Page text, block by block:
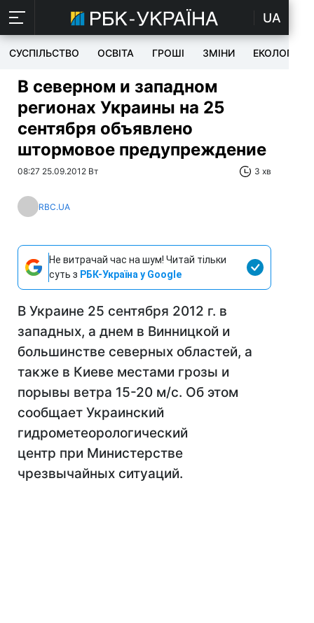
UA
СУСПІЛЬСТВО ОСВІТА ГРОШІ ЗМІНИ ЕКОЛОГІЯ
В северном и западном
регионах Украины на 25
сентября объявлено
штормовое предупреждение
08:27 25.09.2012 Вт 3 хв
RBC.UA
Не витрачай час на шум! Читай тільки
суть з РБК-Україна у Google
В Украине 25 сентября 2012 г. в
западных, а днем в Винницкой и
большинстве северных областей, а
также в Киеве местами грозы и
порывы ветра 15-20 м/с. Об этом
сообщает Украинский
гидрометеорологический
центр при Министерстве
чрезвычайных ситуаций.